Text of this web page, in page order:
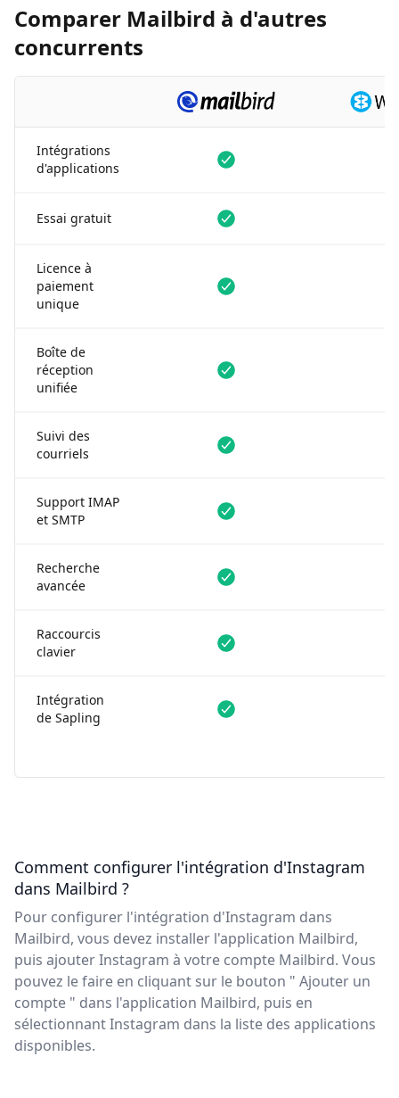
Comparer Mailbird à d'autres
concurrents
Intégrations
d'applications
Disponible
Essai gratuit Disponible
Licence à
paiement
unique
Disponible
Boîte de
réception
unifiée
Disponible
Suivi des
courriels
Disponible
Support IMAP
et SMTP
Disponible
Recherche
avancée
Disponible
Raccourcis
clavier
Disponible
Intégration
de Sapling
Disponible
Comment configurer l'intégration d'Instagram
dans Mailbird ?
Pour configurer l'intégration d'Instagram dans
Mailbird, vous devez installer l'application Mailbird,
puis ajouter Instagram à votre compte Mailbird. Vous
pouvez le faire en cliquant sur le bouton " Ajouter un
compte " dans l'application Mailbird, puis en
sélectionnant Instagram dans la liste des applications
disponibles.